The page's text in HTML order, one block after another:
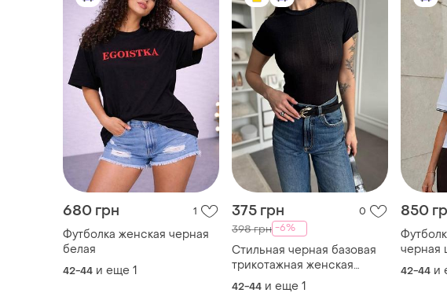
680 грн 1
Футболка женская черная
белая
42-44 и еще 1
375 грн 0
398 грн -6%
Стильная черная базовая
трикотажная женская
футболка, черная
подростковая футболка
42-44 и еще 1
850
черная
42-44 и